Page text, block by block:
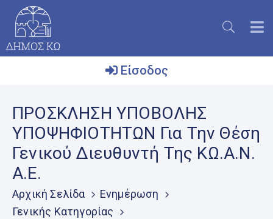
Δήμος
Το
Νησί
Ενημέρωση
Επικοινωνία
Είσοδος
ΠΡΟΣΚΛΗΣΗ ΥΠΟΒΟΛΗΣ
ΥΠΟΨΗΦΙΟΤΗΤΩΝ Για Την Θέση
Γενικού Διευθυντή Της ΚΩ.Α.Ν.
Α.Ε.
Αρχική Σελίδα
Ενημέρωση
Γενικής Κατηγορίας